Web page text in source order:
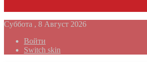
Суббота , 8 Август 2026
Войти
Switch skin